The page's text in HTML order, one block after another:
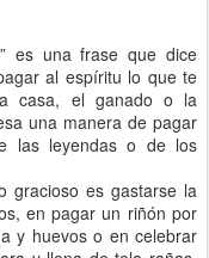
es una frase que dice
al espíritu lo que te
casa, el ganado o la
una manera de pagar
las leyendas o de los
gracioso es gastarse la
en pagar un riñón por
y huevos o en celebrar